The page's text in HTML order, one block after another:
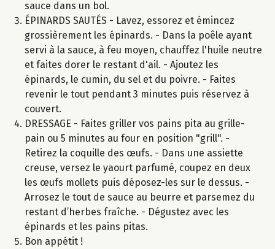
sauce dans un bol.
ÉPINARDS SAUTÉS - Lavez, essorez et émincez
grossièrement les épinards. - Dans la poêle ayant
servi à la sauce, à feu moyen, chauffez l'huile neutre
et faites dorer le restant d'ail. - Ajoutez les
épinards, le cumin, du sel et du poivre. - Faites
revenir le tout pendant 3 minutes puis réservez à
couvert.
DRESSAGE - Faites griller vos pains pita au grille-
pain ou 5 minutes au four en position "grill". -
Retirez la coquille des œufs. - Dans une assiette
creuse, versez le yaourt parfumé, coupez en deux
les œufs mollets puis déposez-les sur le dessus. -
Arrosez le tout de sauce au beurre et parsemez du
restant d’herbes fraîche. - Dégustez avec les
épinards et les pains pitas.
Bon appétit !